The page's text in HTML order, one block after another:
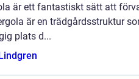
är ett fantastiskt sätt att
är en trädgårdsstruktur
plats d...